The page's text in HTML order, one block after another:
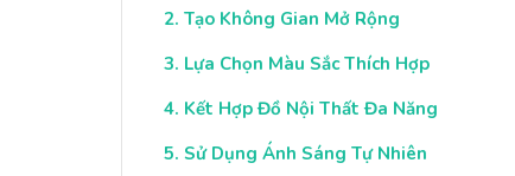
Tạo Không Gian Mở Rộng
Lựa Chọn Màu Sắc Thích Hợp
Kết Hợp Đồ Nội Thất Đa Năng
Sử Dụng Ánh Sáng Tự Nhiên